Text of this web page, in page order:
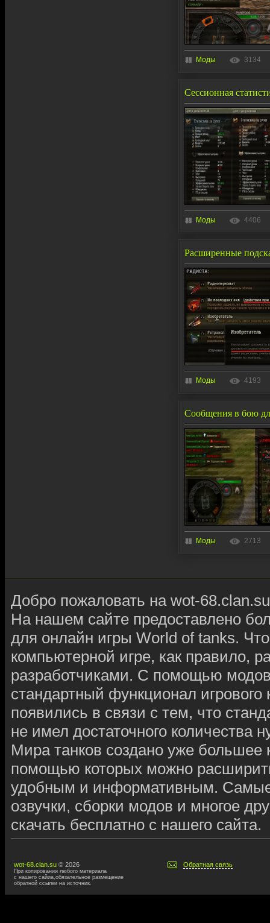
Моды 3134
Сессионная
Моды 4406
Расширенные
Моды 4193
Сообщения в бою
Моды 2713
Добро пожаловать на wot-
На нашем сайте предоставлено
для онлайн игры World of tanks.
компьютерной игре, как правило,
разработчиками. С помощью
стандартный функционал
появились в связи с тем, что
не имел достаточного
Мира танков создано уже
помощью которых можно
удобным и информативным.
озвучки, сборки модов и многое
скачать бесплатно с нашего сайта.
wot-68.clan.su © 2026
При копировании любого материала
с нашего сайиа,обязательное размещение
обратной ссылки на источник.
Обратная связь